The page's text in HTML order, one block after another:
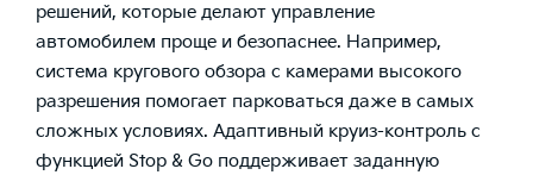
решений, которые делают управление
автомобилем проще и безопаснее. Например,
система кругового обзора с камерами высокого
разрешения помогает парковаться даже в самых
сложных условиях. Адаптивный круиз-контроль с
функцией Stop & Go поддерживает заданную